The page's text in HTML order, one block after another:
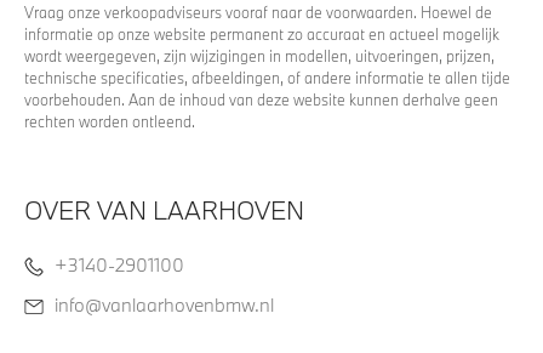
Vraag onze verkoopadviseurs vooraf naar de voorwaarden. Hoewel de
informatie op onze website permanent zo accuraat en actueel mogelijk
wordt weergegeven, zijn wijzigingen in modellen, uitvoeringen, prijzen,
technische specificaties, afbeeldingen, of andere informatie te allen tijde
voorbehouden. Aan de inhoud van deze website kunnen derhalve geen
rechten worden ontleend.
OVER VAN LAARHOVEN
+3140-2901100
info@vanlaarhovenbmw.nl